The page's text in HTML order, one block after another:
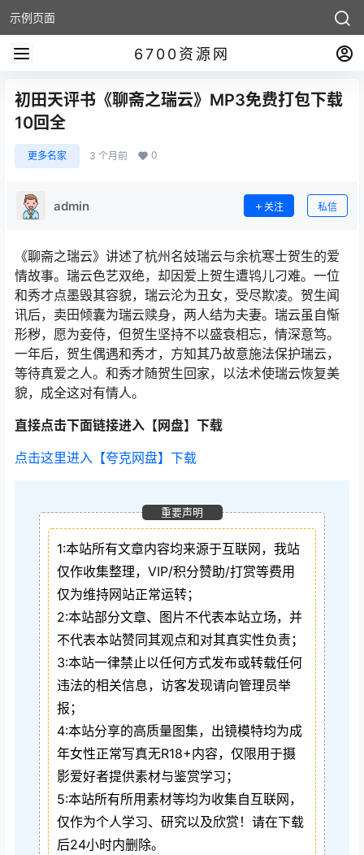
示例页面
6700资源网
初田天评书《聊斋之瑞云》MP3免费打包下载
10回全
更多名家 3 个月前 0
admin 关注 私信
《聊斋之瑞云》讲述了杭州名妓瑞云与余杭寒士贺生的爱
情故事。瑞云色艺双绝，却因爱上贺生遭鸨儿刁难。一位
和秀才点墨毁其容貌，瑞云沦为丑女，受尽欺凌。贺生闻
讯后，卖田倾囊为瑞云赎身，两人结为夫妻。瑞云虽自惭
形秽，愿为妾侍，但贺生坚持不以盛衰相忘，情深意笃。
一年后，贺生偶遇和秀才，方知其乃故意施法保护瑞云，
等待真爱之人。和秀才随贺生回家，以法术使瑞云恢复美
貌，成全这对有情人。
直接点击下面链接进入【网盘】下载
点击这里进入【夸克网盘】下载
重要声明
1:本站所有文章内容均来源于互联网，我站
仅作收集整理，VIP/积分赞助/打赏等费用
仅为维持网站正常运转；
2:本站部分文章、图片不代表本站立场，并
不代表本站赞同其观点和对其真实性负责；
3:本站一律禁止以任何方式发布或转载任何
违法的相关信息，访客发现请向管理员举
报；
4:本站分享的高质量图集，出镜模特均为成
年女性正常写真无R18+内容，仅限用于摄
影爱好者提供素材与鉴赏学习；
5:本站所有所用素材等均为收集自互联网，
仅作为个人学习、研究以及欣赏！请在下载
后24小时内删除。